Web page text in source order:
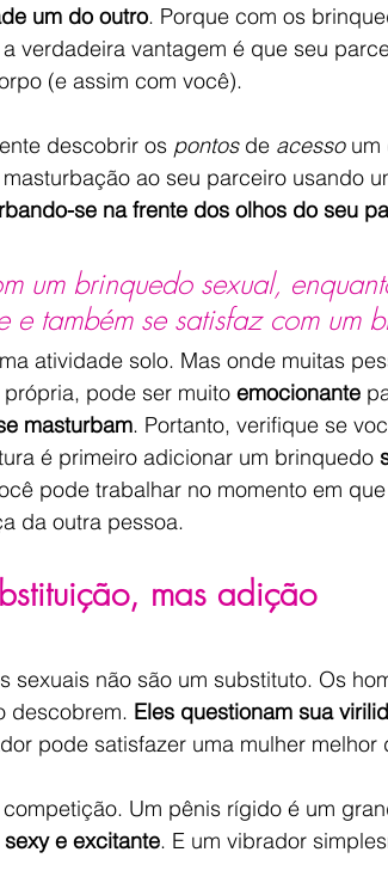
um do outro. Porque com os
verdadeira vantagem é que seu
(e assim com você).
descobrir os pontos de acesso um
ao seu parceiro usando
se na frente dos olhos do seu
um brinquedo sexual,
e também se satisfaz com um
atividade solo. Mas onde muitas
pode ser muito emocionante
masturbam. Portanto, verifique se
é primeiro adicionar um brinquedo
pode trabalhar no momento em
da outra pessoa.
mas adição
sexuais não são um substituto. Os
descobrem. Eles questionam sua
pode satisfazer uma mulher melhor
Um pênis rígido é um
e excitante. E um vibrador